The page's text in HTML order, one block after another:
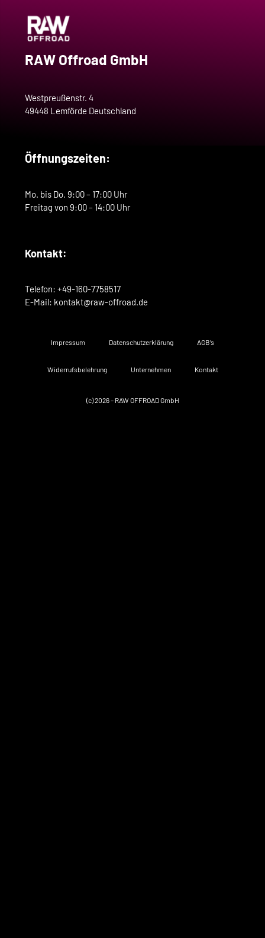
RAW Offroad GmbH
Westpreußenstr. 4
49448 Lemförde Deutschland
Öffnungszeiten:
Mo. bis Do. 9:00 – 17:00 Uhr
Freitag von 9:00 – 14:00 Uhr
Kontakt:
Telefon: +49-160-7758517
E-Mail: kontakt@raw-offroad.de
Impressum Datenschutzerklärung AGB’s
Widerrufsbelehrung Unternehmen Kontakt
(c) 2026 – RAW OFFROAD GmbH